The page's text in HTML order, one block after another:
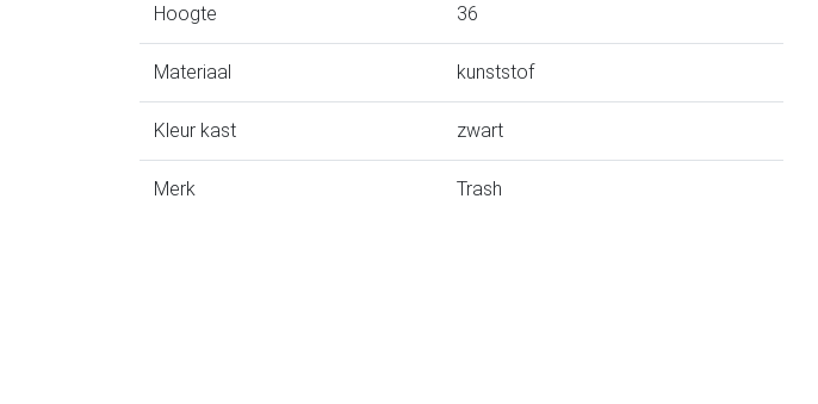
Hoogte 36
Materiaal kunststof
Kleur kast zwart
Merk Trash